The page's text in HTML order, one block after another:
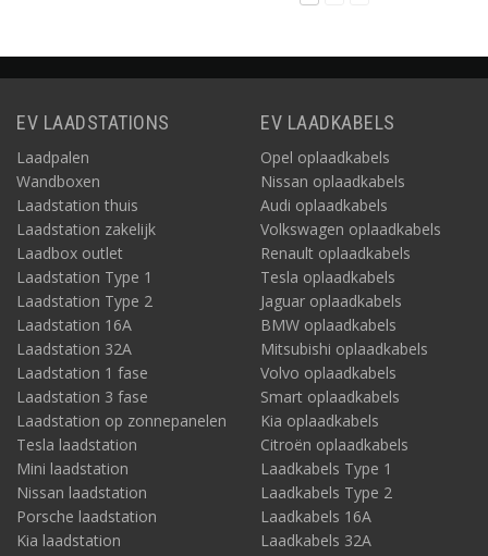
EV LAADSTATIONS
Laadpalen
Wandboxen
Laadstation thuis
Laadstation zakelijk
Laadbox outlet
Laadstation Type 1
Laadstation Type 2
Laadstation 16A
Laadstation 32A
Laadstation 1 fase
Laadstation 3 fase
Laadstation op zonnepanelen
Tesla laadstation
Mini laadstation
Nissan laadstation
Porsche laadstation
Kia laadstation
EV LAADKABELS
Opel oplaadkabels
Nissan oplaadkabels
Audi oplaadkabels
Volkswagen oplaadkabels
Renault oplaadkabels
Tesla oplaadkabels
Jaguar oplaadkabels
BMW oplaadkabels
Mitsubishi oplaadkabels
Volvo oplaadkabels
Smart oplaadkabels
Kia oplaadkabels
Citroën oplaadkabels
Laadkabels Type 1
Laadkabels Type 2
Laadkabels 16A
Laadkabels 32A